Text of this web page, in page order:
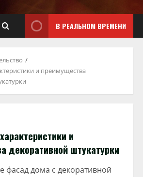
В РЕАЛЬНОМ ВРЕМЕНИ
и преимущества
и
декоративной штукатурки
фасад дома с декоративной